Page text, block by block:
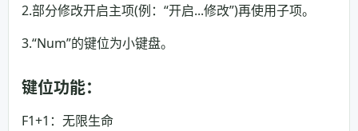
2.部分修改开启主项(例：“开启...修改”)再使用子项。
3.“Num”的键位为小键盘。
键位功能：
F1+1：无限生命